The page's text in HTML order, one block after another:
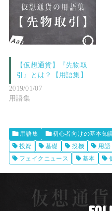
【仮想通貨】『先物取
引』とは？【用語集】
2019/01/07
用語集
用語集
初心者向けの基本知
投資
基礎 投機 用語
フェイクニュース
基本